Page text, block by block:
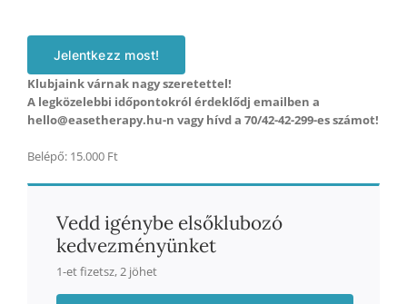
Jelentkezz most!
Klubjaink várnak nagy szeretettel!
A legközelebbi időpontokról érdeklődj emailben a
hello@easetherapy.hu-n vagy hívd a 70/42-42-299-es számot!
Belépő: 15.000 Ft
Vedd igénybe elsőklubozó
kedvezményünket
1-et fizetsz, 2 jöhet